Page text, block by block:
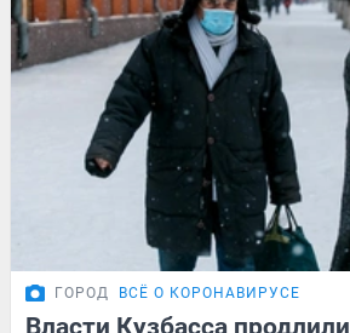
ГОРОД ВСЁ О КОРОНАВИРУСЕ
Власти Кузбасса продлили